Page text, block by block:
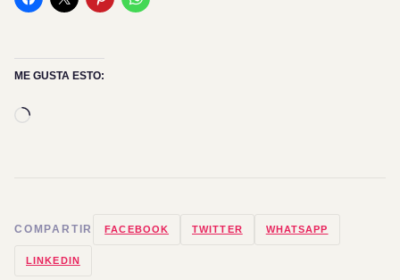
ME GUSTA ESTO:
Cargando...
COMPARTIR FACEBOOK TWITTER WHATSAPP
LINKEDIN